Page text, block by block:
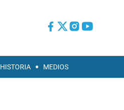
HISTORIA MEDIOS